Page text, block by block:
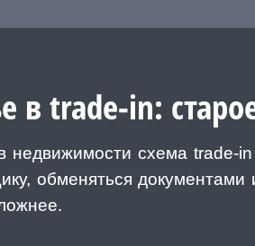
в trade-in:
недвижимости схема trade-
обменяться